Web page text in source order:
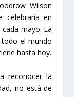
Wilson
celebraría en
mayo. La
el mundo
hasta hoy.
reconocer la
no está de